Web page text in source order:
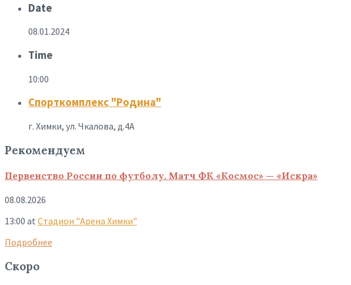
Date
08.01.2024
Time
10:00
Спорткомплекс "Родина"
г. Химки, ул. Чкалова, д.4А
Рекомендуем
Первенство России по футболу. Матч ФК «Космос» — «Искра»
08.08.2026
13:00 at Стадион "Арена Химки"
Подробнее
Скоро